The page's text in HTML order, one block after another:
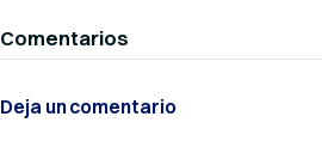
Comentarios
Deja un comentario